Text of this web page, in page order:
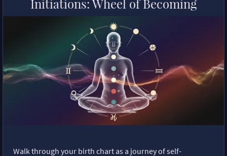
Initiations: Wheel of Becoming
Walk through your birth chart as a journey of self-